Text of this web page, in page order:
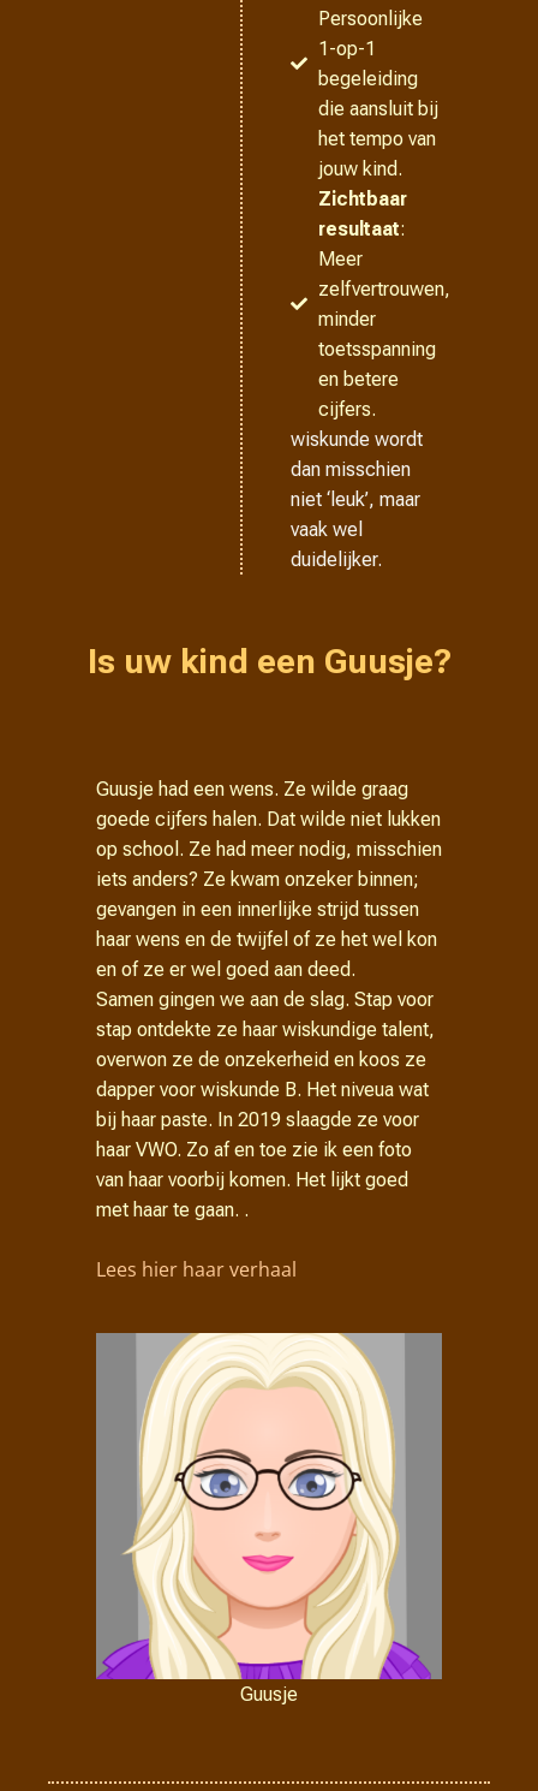
Persoonlijke
1-op-1
begeleiding
die aansluit bij
het tempo van
jouw kind.
Zichtbaar
resultaat:
Meer
zelfvertrouwen,
minder
toetsspanning
en betere
cijfers.
wiskunde wordt
dan misschien
niet ‘leuk’, maar
vaak wel
duidelijker.
Is uw kind een Guusje?
Guusje had een wens. Ze wilde graag
goede cijfers halen. Dat wilde niet lukken
op school. Ze had meer nodig, misschien
iets anders? Ze kwam onzeker binnen;
gevangen in een innerlijke strijd tussen
haar wens en de twijfel of ze het wel kon
en of ze er wel goed aan deed.
Samen gingen we aan de slag. Stap voor
stap ontdekte ze haar wiskundige talent,
overwon ze de onzekerheid en koos ze
dapper voor wiskunde B. Het niveua wat
bij haar paste. In 2019 slaagde ze voor
haar VWO. Zo af en toe zie ik een foto
van haar voorbij komen. Het lijkt goed
met haar te gaan. .
Lees hier haar verhaal
Guusje